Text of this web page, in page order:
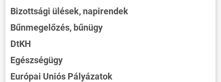
Bizottsági ülések, napirendek
Bűnmegelőzés, bűnügy
DtKH
Egészségügy
Európai Uniós Pályázatok